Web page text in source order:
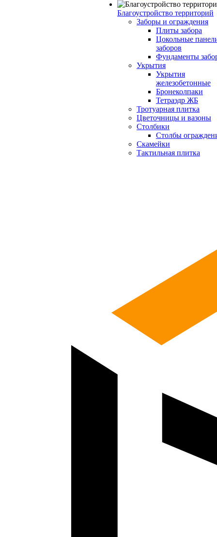
Благоустройство территорий
Заборы и ограждения
Плиты забора
Цокольные
заборов
Фундаменты
Укрытия
Укрытия
железобетонные
Бронеколпаки
Тетраэдр ЖБ
Тротуарная плитка
Цветочницы и вазоны
Столбики
Столбы
Скамейки
Тактильная плитка